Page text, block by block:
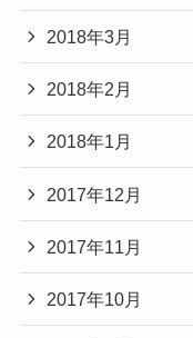
2018年3月
2018年2月
2018年1月
2017年12月
2017年11月
2017年10月